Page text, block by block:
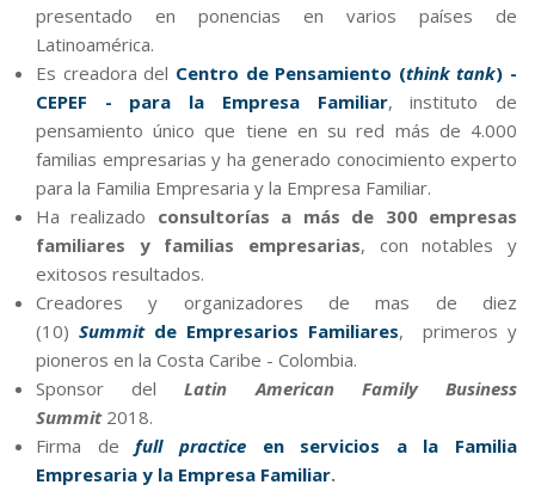
presentado en ponencias en varios países de
Latinoamérica.
Es creadora del Centro de Pensamiento (think tank) -
CEPEF - para la Empresa Familiar, instituto de
pensamiento único que tiene en su red más de 4.000
familias empresarias y ha generado conocimiento experto
para la Familia Empresaria y la Empresa Familiar.
Ha realizado consultorías a más de 300 empresas
familiares y familias empresarias, con notables y
exitosos resultados.
Creadores y organizadores de mas de diez
(10) Summitde Empresarios Familiares, primeros y
pioneros en la Costa Caribe - Colombia.
Sponsor delLatin American Family Business
Summit2018.
Firma defull practiceen servicios a la Familia
Empresaria y la Empresa Familiar.